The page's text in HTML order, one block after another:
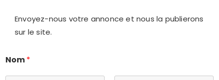
Envoyez-nous votre annonce et nous la publierons
sur le site.
Nom*